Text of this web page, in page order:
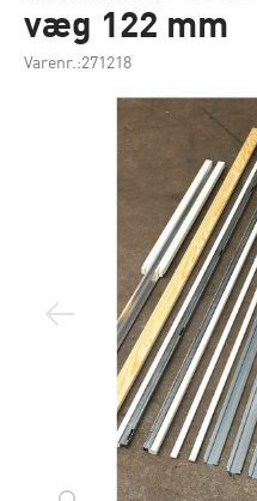
væg 122 mm
Varenr.:271218